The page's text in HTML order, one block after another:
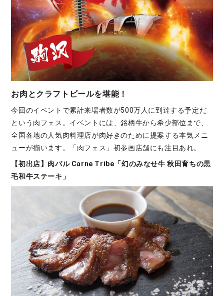
お肉とクラフトビールを堪能！
今回のイベントで累計来場者数が500万人に到達する予定だ
という肉フェス。イベントには、銘柄牛から希少部位まで、
全国各地の人気肉料理店が肉好きのために提案する本気メニ
ューが揃います。「肉フェス」初参画店舗にも注目あれ。
【初出店】肉バル Carne Tribe「幻のみなせ牛 秋田育ちの黒
毛和牛ステーキ」